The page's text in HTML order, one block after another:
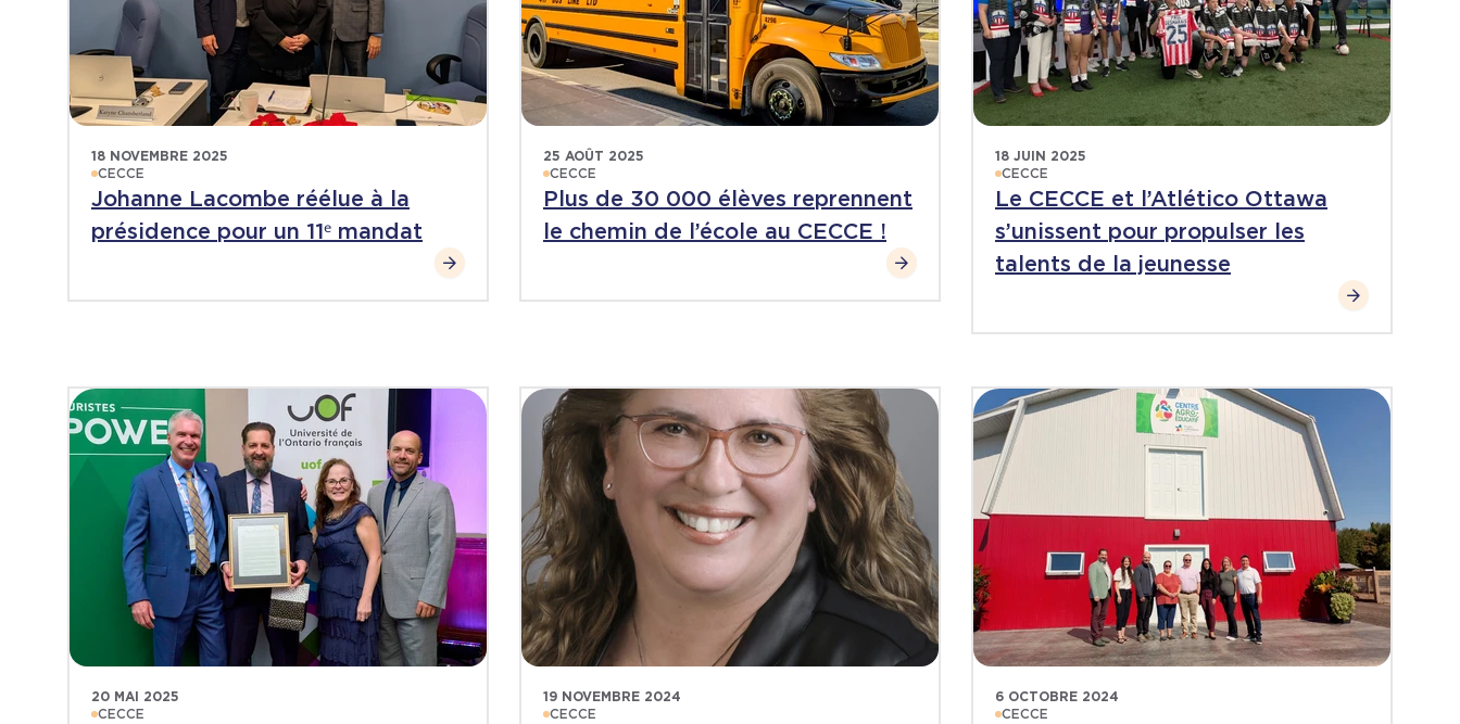
18 NOVEMBRE 2025
CECCE
Johanne Lacombe réélue à la
présidence pour un 11ᵉ mandat
25 AOÛT 2025
CECCE
Plus de 30 000 élèves reprennent
le chemin de l’école au CECCE !
18 JUIN 2025
CECCE
Le CECCE et l’Atlético Ottawa
s’unissent pour propulser les
talents de la jeunesse
20 MAI 2025
CECCE
19 NOVEMBRE 2024
CECCE
6 OCTOBRE 2024
CECCE